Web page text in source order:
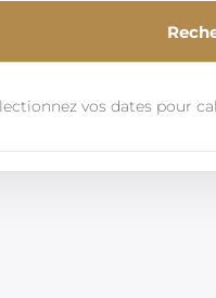
vos dates pour